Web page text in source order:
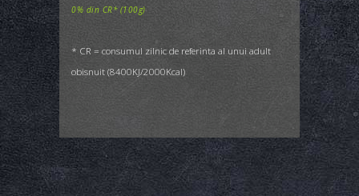
0% din CR* (100g)
* CR = consumul zilnic de referinta al unui adult
obisnuit (8400KJ/2000Kcal)